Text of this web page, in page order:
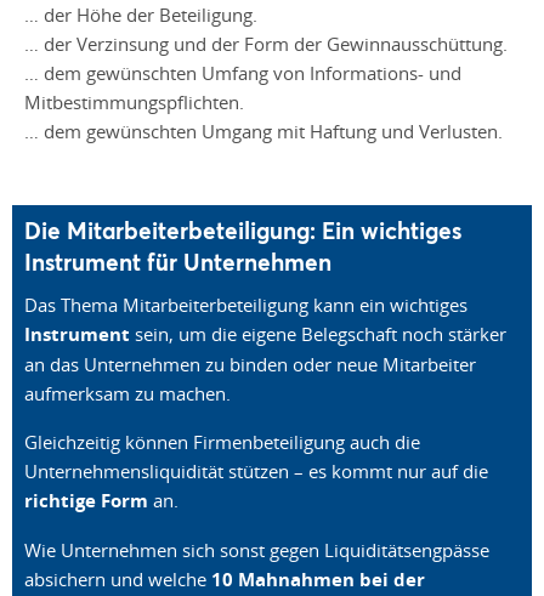
… der Höhe der Beteiligung.
… der Verzinsung und der Form der Gewinnausschüttung.
… dem gewünschten Umfang von Informations- und
Mitbestimmungspflichten.
… dem gewünschten Umgang mit Haftung und Verlusten.
Die Mitarbeiterbeteiligung: Ein wichtiges
Instrument für Unternehmen
Das Thema Mitarbeiterbeteiligung kann ein wichtiges
Instrument sein, um die eigene Belegschaft noch stärker
an das Unternehmen zu binden oder neue Mitarbeiter
aufmerksam zu machen.
Gleichzeitig können Firmenbeteiligung auch die
Unternehmensliquidität stützen – es kommt nur auf die
richtige Form an.
Wie Unternehmen sich sonst gegen Liquiditätsengpässe
absichern und welche 10 Mahnahmen bei der